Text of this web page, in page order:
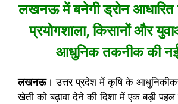
लखनऊ में बनेगी ड्रोन आधारित
प्रयोगशाला, किसानों और
आधुनिक तकनीक की
लखनऊ। उत्तर प्रदेश में कृषि के
खेती को बढ़ावा देने की दिशा में एक बड़ी